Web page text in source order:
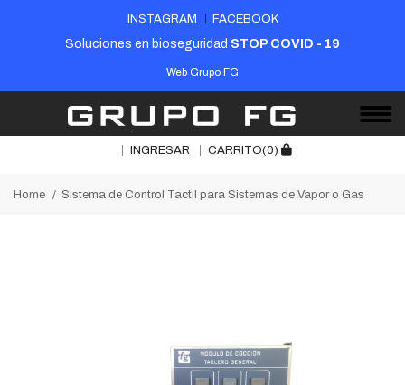
INSTAGRAM FACEBOOK
Soluciones en bioseguridad STOP COVID - 19
Web Grupo FG
INGRESAR CARRITO(0)
Home Sistema de Control Tactil para Sistemas de Vapor o Gas